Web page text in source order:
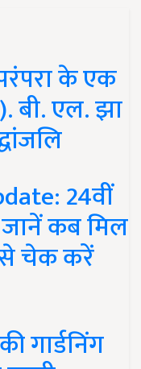
के एक
बी. एल. झा
24वीं
कब मिल
चेक करें
गार्डनिंग